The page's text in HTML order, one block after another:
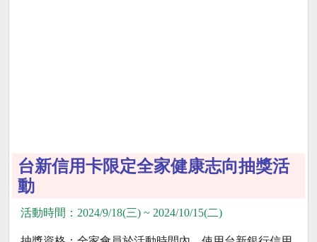
台新信用卡限定全家健康志向抽獎活
動
活動時間：2024/9/18(三) ~ 2024/10/15(二)